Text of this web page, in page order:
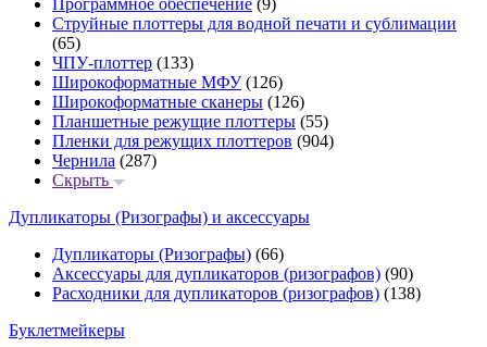
Программное обеспечение (9)
Струйные плоттеры для водной печати и сублимации
(65)
ЧПУ-плоттер (133)
Широкоформатные МФУ(126)
Широкоформатные сканеры (126)
Планшетные режущие плоттеры (55)
Пленки для режущих плоттеров (904)
Чернила (287)
Скрыть
Дупликаторы (Ризографы) и аксессуары
Дупликаторы (Ризографы) (66)
Аксессуары для дупликаторов (ризографов) (90)
Расходники для дупликаторов (ризографов) (138)
Буклетмейкеры